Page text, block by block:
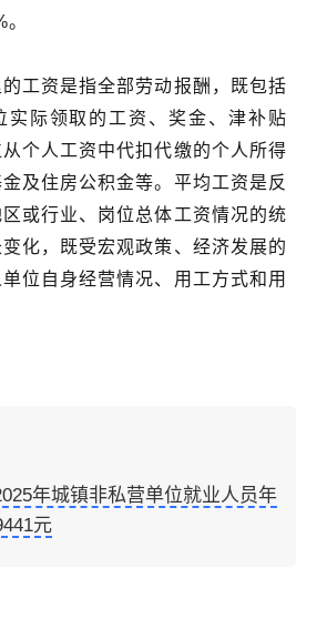
工资是指全部劳动报酬，既包括
实际领取的工资、奖金、津补贴
个人工资中代扣代缴的个人所得
及住房公积金等。平均工资是反
或行业、岗位总体工资情况的统
化，既受宏观政策、经济发展的
位自身经营情况、用工方式和用
年城镇非私营单位就业人员年
元